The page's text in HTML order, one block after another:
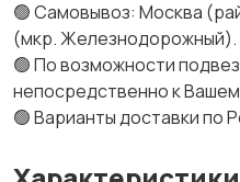
🟢 Самовывоз: Москва
(мкр. Железнодорожный).
🟢 По возможности
непосредственно к
🟢 Варианты доставки по